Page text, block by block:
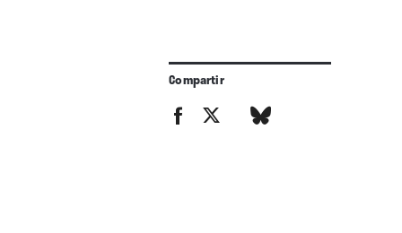
Compartir